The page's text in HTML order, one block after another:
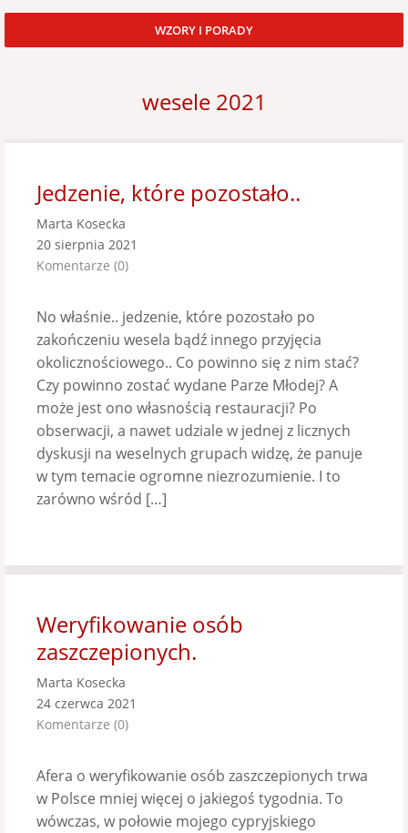
WZORY I PORADY
wesele 2021
Jedzenie, które pozostało..
Marta Kosecka
20 sierpnia 2021
Komentarze (0)
No właśnie.. jedzenie, które pozostało po
zakończeniu wesela bądź innego przyjęcia
okolicznościowego.. Co powinno się z nim stać?
Czy powinno zostać wydane Parze Młodej? A
może jest ono własnością restauracji? Po
obserwacji, a nawet udziale w jednej z licznych
dyskusji na weselnych grupach widzę, że panuje
w tym temacie ogromne niezrozumienie. I to
zarówno wśród […]
Weryfikowanie osób
zaszczepionych.
Marta Kosecka
24 czerwca 2021
Komentarze (0)
Afera o weryfikowanie osób zaszczepionych trwa
w Polsce mniej więcej o jakiegoś tygodnia. To
wówczas, w połowie mojego cypryjskiego